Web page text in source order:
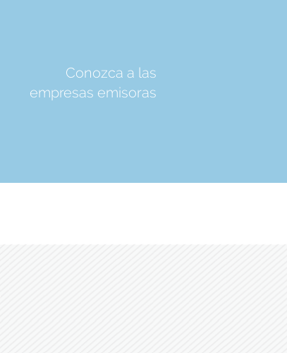
Conozca a las
empresas emisoras